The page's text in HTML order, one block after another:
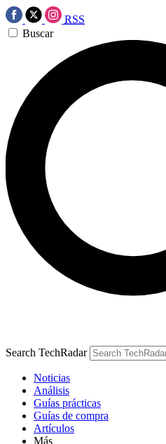
RSS
Buscar
Search TechRadar
Noticias
Análisis
Guías prácticas
Guías de compra
Artículos
Más